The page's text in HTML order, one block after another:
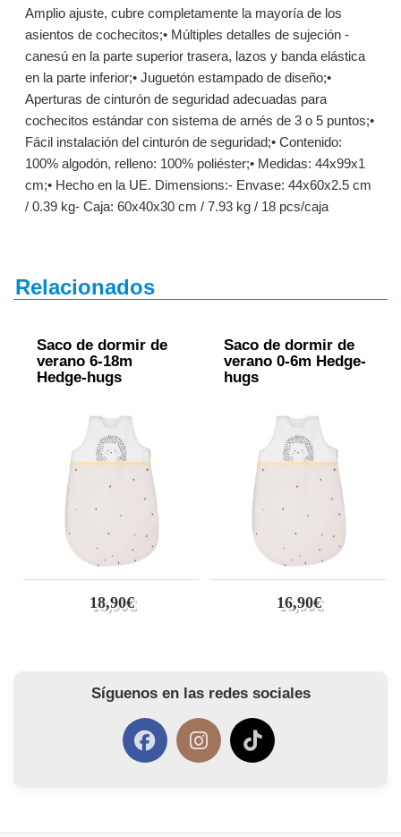
Amplio ajuste, cubre completamente la mayoría de los
asientos de cochecitos;• Múltiples detalles de sujeción -
canesú en la parte superior trasera, lazos y banda elástica
en la parte inferior;• Juguetón estampado de diseño;•
Aperturas de cinturón de seguridad adecuadas para
cochecitos estándar con sistema de arnés de 3 o 5 puntos;•
Fácil instalación del cinturón de seguridad;• Contenido:
100% algodón, relleno: 100% poliéster;• Medidas: 44x99x1
cm;• Hecho en la UE. Dimensions:- Envase: 44x60x2.5 cm
/ 0.39 kg- Caja: 60x40x30 cm / 7.93 kg / 18 pcs/caja
Relacionados
Saco de dormir de
verano 6-18m
Hedge-hugs
18,90€
Saco de dormir de
verano 0-6m Hedge-
hugs
16,90€
Síguenos en las redes sociales